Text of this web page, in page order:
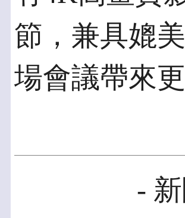
節，兼具媲
場會議帶來
-